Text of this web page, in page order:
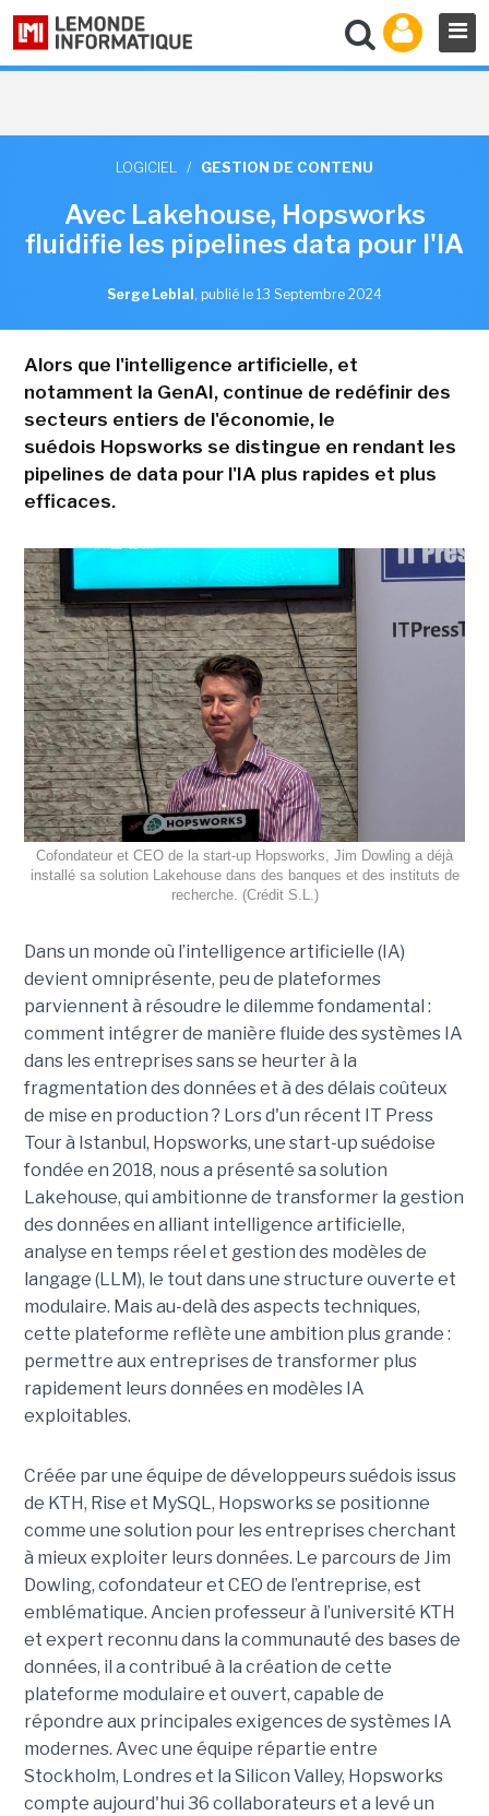
LOGICIEL / GESTION DE CONTENU
Avec Lakehouse, Hopsworks
fluidifie les pipelines data pour l'IA
Serge Leblal , publié le 13 Septembre 2024
Alors que l'intelligence artificielle, et
notamment la GenAI, continue de redéfinir des
secteurs entiers de l'économie, le
suédois Hopsworks se distingue en rendant les
pipelines de data pour l'IA plus rapides et plus
efficaces.
Cofondateur et CEO de la start-up Hopsworks, Jim Dowling a déjà
installé sa solution Lakehouse dans des banques et des instituts de
recherche. (Crédit S.L.)
Dans un monde où l’intelligence artificielle (IA)
devient omniprésente, peu de plateformes
parviennent à résoudre le dilemme fondamental :
comment intégrer de manière fluide des systèmes IA
dans les entreprises sans se heurter à la
fragmentation des données et à des délais coûteux
de mise en production ? Lors d'un récent IT Press
Tour à Istanbul, Hopsworks, une start-up suédoise
fondée en 2018, nous a présenté sa solution
Lakehouse, qui ambitionne de transformer la gestion
des données en alliant intelligence artificielle,
analyse en temps réel et gestion des modèles de
langage (LLM), le tout dans une structure ouverte et
modulaire. Mais au-delà des aspects techniques,
cette plateforme reflète une ambition plus grande :
permettre aux entreprises de transformer plus
rapidement leurs données en modèles IA
exploitables.
Créée par une équipe de développeurs suédois issus
de KTH, Rise et MySQL, Hopsworks se positionne
comme une solution pour les entreprises cherchant
à mieux exploiter leurs données. Le parcours de Jim
Dowling, cofondateur et CEO de l’entreprise, est
emblématique. Ancien professeur à l’université KTH
et expert reconnu dans la communauté des bases de
données, il a contribué à la création de cette
plateforme modulaire et ouvert, capable de
répondre aux principales exigences de systèmes IA
modernes. Avec une équipe répartie entre
Stockholm, Londres et la Silicon Valley, Hopsworks
compte aujourd'hui 36 collaborateurs et a levé un